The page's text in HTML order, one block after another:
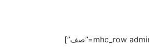
[/mhc_text][/mhc_column][/mhc_row][/mhc_section][mhc_section admin_label=”قسم” fullwidth=”off” specialty=”off”][mhc_row admin_label=”صف”]